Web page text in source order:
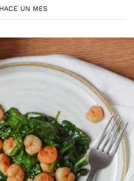
HACE UN MES